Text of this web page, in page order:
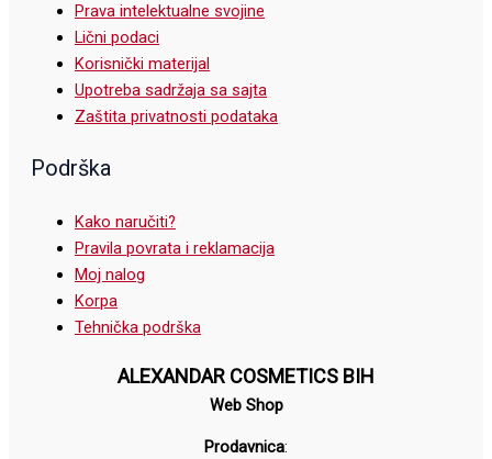
Prava intelektualne svojine
Lični podaci
Korisnički materijal
Upotreba sadržaja sa sajta
Zaštita privatnosti podataka
Podrška
Kako naručiti?
Pravila povrata i reklamacija
Moj nalog
Korpa
Tehnička podrška
ALEXANDAR COSMETICS BIH
Web Shop
Prodavnica: